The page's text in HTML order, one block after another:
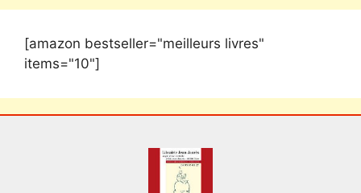
[amazon bestseller="meilleurs livres"
items="10"]